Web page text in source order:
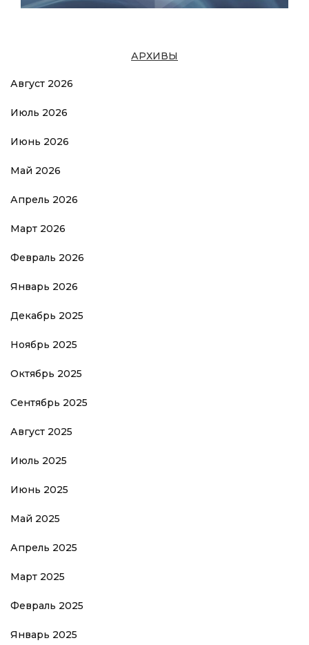
АРХИВЫ
Август 2026
Июль 2026
Июнь 2026
Май 2026
Апрель 2026
Март 2026
Февраль 2026
Январь 2026
Декабрь 2025
Ноябрь 2025
Октябрь 2025
Сентябрь 2025
Август 2025
Июль 2025
Июнь 2025
Май 2025
Апрель 2025
Март 2025
Февраль 2025
Январь 2025